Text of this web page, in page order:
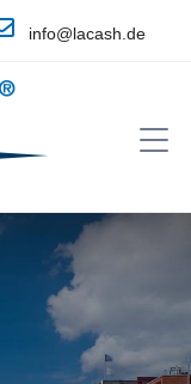
info@lacash.de